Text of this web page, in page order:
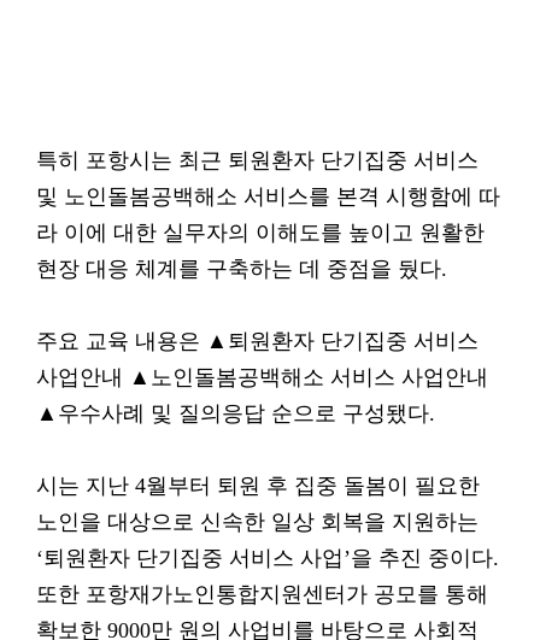
특히 포항시는 최근 퇴원환자 단기집중 서비스
및 노인돌봄공백해소 서비스를 본격 시행함에 따
라 이에 대한 실무자의 이해도를 높이고 원활한
현장 대응 체계를 구축하는 데 중점을 뒀다.
주요 교육 내용은 ▲퇴원환자 단기집중 서비스
사업안내 ▲노인돌봄공백해소 서비스 사업안내
▲우수사례 및 질의응답 순으로 구성됐다.
시는 지난 4월부터 퇴원 후 집중 돌봄이 필요한
노인을 대상으로 신속한 일상 회복을 지원하는
‘퇴원환자 단기집중 서비스 사업’을 추진 중이다.
또한 포항재가노인통합지원센터가 공모를 통해
확보한 9000만 원의 사업비를 바탕으로 사회적